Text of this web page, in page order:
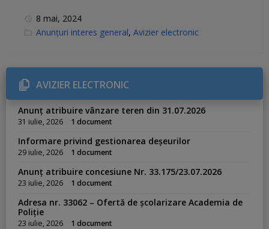
8 mai, 2024
C
r
i
e
s
Anunțuri interes general, Avizier electronic
AVIZIER ELECTRONIC
Anunț atribuire vânzare teren din 31.07.2026
31 iulie, 2026 1 document
Informare privind gestionarea deșeurilor
29 iulie, 2026 1 document
Anunț atribuire concesiune Nr. 33.175/23.07.2026
23 iulie, 2026 1 document
Adresa nr. 33062 – Ofertă de școlarizare Academia de
Poliție
23 iulie, 2026 1 document